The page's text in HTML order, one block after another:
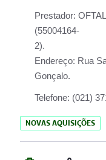
Prestador:
(55004164-
Endereço: Rua
Gonçalo.
Telefone: (021)
NOVAS AQUISIÇÕES